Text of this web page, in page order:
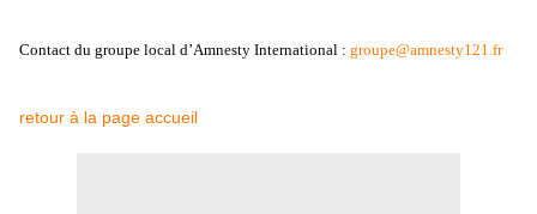
Contact du groupe local d’Amnesty International : groupe@amnesty121.fr
retour à la page accueil